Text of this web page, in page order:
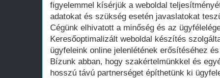
figyelemmel kísérjük a weboldal
adatokat és szükség esetén javaslatokat
Cégünk elhivatott a minőség és az
Keresőoptimalizált weboldal készítés
ügyfeleink online jelenlétének erősítéséhez
Bízunk abban, hogy szakértelmünkkel és
hosszú távú partnerséget építhetünk ki